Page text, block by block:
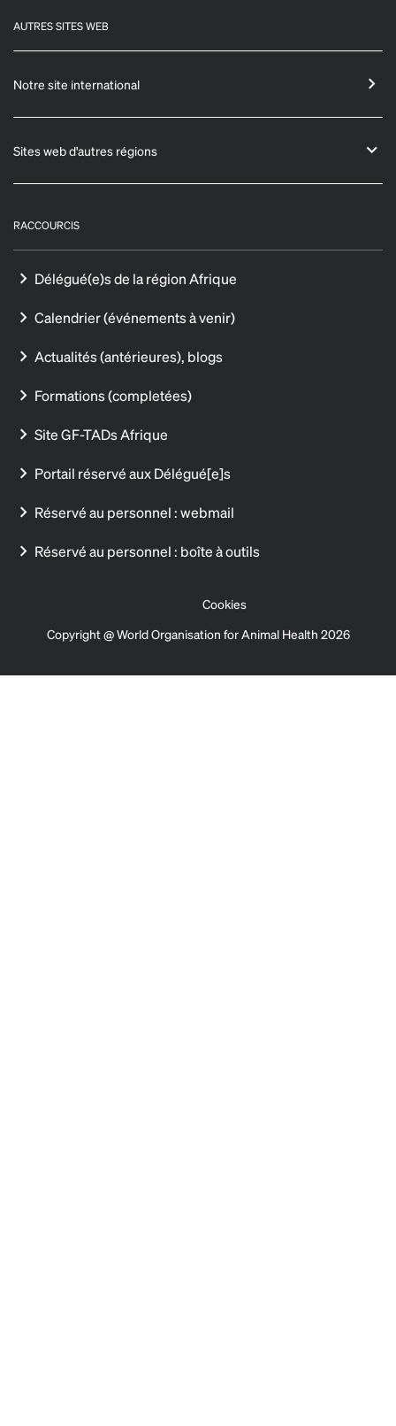
AUTRES SITES WEB
Notre site international
Sites web d'autres régions
RACCOURCIS
Délégué(e)s de la région Afrique
Calendrier (événements à venir)
Actualités (antérieures), blogs
Formations (completées)
Site GF-TADs Afrique
Portail réservé aux Délégué[e]s
Réservé au personnel : webmail
Réservé au personnel : boîte à outils
Cookies
Copyright @ World Organisation for Animal Health 2026